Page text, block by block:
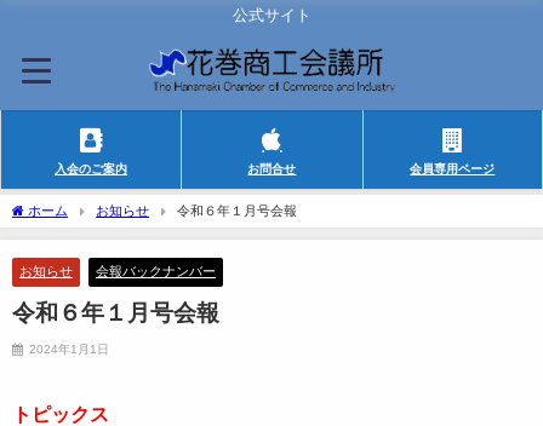
公式サイト
入会のご案内 お問合せ 会員専用ページ
ホーム お知らせ 令和６年１月号会報
お知らせ 会報バックナンバー
令和６年１月号会報
2024年1月1日
トピックス